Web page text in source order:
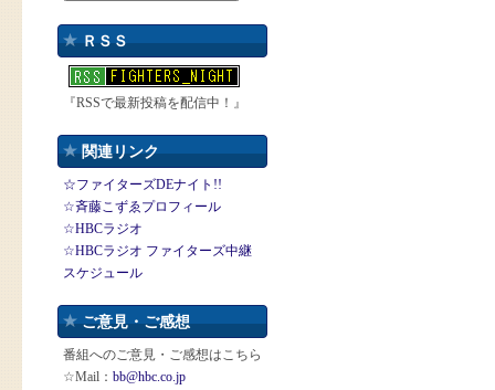
ＲＳＳ
『RSSで最新投稿を配信中！』
関連リンク
☆ファイターズDEナイト!!
☆斉藤こずゑプロフィール
☆HBCラジオ
☆HBCラジオ ファイターズ中継
スケジュール
ご意見・ご感想
番組へのご意見・ご感想はこちら
☆Mail： bb@hbc.co.jp